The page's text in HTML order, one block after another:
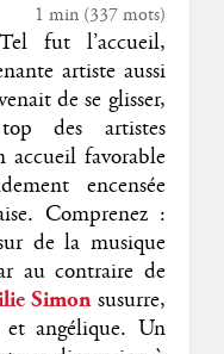
1 min(337mots)
fut l’accueil,
artiste aussi
de se glisser,
des artistes
accueil favorable
encensée
Comprenez :
de la musique
au contraire de
Simon susurre,
angélique. Un